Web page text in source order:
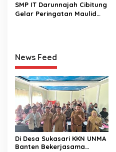
SMP IT Darunnajah Cibitung
Gelar Peringatan Maulid
News Feed
Di Desa Sukasari KKN UNMA
Banten Bekerjasama